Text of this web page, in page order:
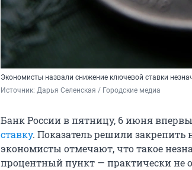
Экономисты назвали снижение ключевой ставки
Источник: Дарья Селенская / Городские медиа
Банк России в пятницу, 6 июня
ставку. Показатель решили закрепить
экономисты отмечают, что такое
процентный пункт — практически не